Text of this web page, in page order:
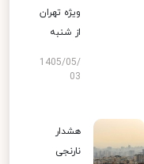
ویژه تهران
از شنبه
1405/05/
03
هشدار
نارنجی